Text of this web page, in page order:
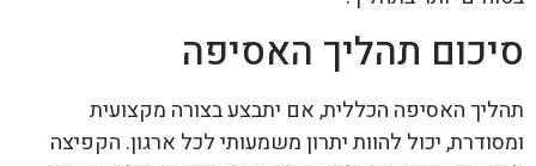
סיכום תהליך האסיפה
תהליך האסיפה הכללית, אם יתבצע בצורה מקצועית
ומסודרת, יכול להוות יתרון משמעותי לכל ארגון. הקפיצה